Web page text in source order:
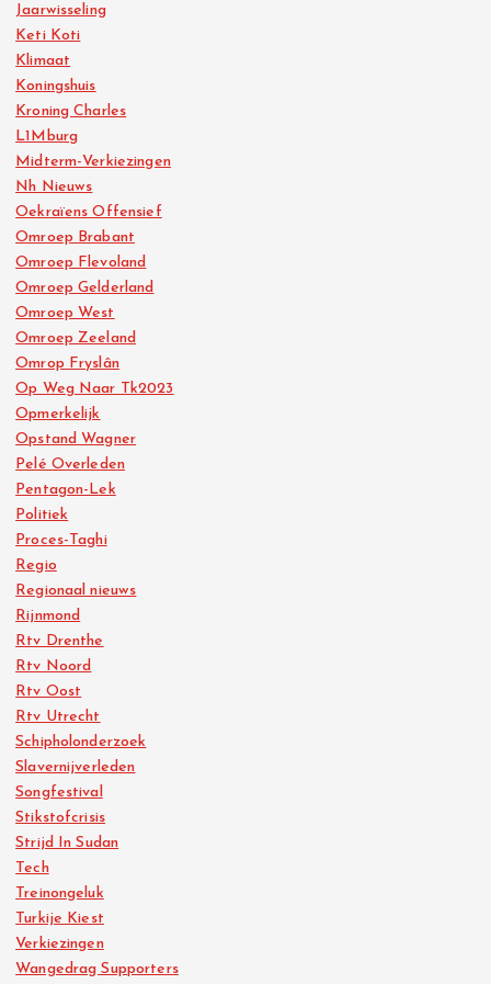
Jaarwisseling
Keti Koti
Klimaat
Koningshuis
Kroning Charles
L1Mburg
Midterm-Verkiezingen
Nh Nieuws
Oekraïens Offensief
Omroep Brabant
Omroep Flevoland
Omroep Gelderland
Omroep West
Omroep Zeeland
Omrop Fryslân
Op Weg Naar Tk2023
Opmerkelijk
Opstand Wagner
Pelé Overleden
Pentagon-Lek
Politiek
Proces-Taghi
Regio
Regionaal nieuws
Rijnmond
Rtv Drenthe
Rtv Noord
Rtv Oost
Rtv Utrecht
Schipholonderzoek
Slavernijverleden
Songfestival
Stikstofcrisis
Strijd In Sudan
Tech
Treinongeluk
Turkije Kiest
Verkiezingen
Wangedrag Supporters